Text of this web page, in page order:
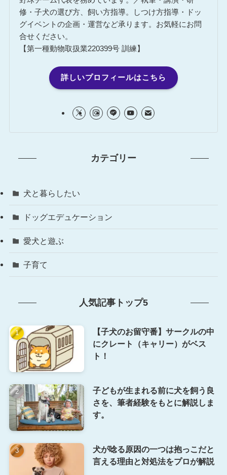
修・子犬の選び方、飼い方指導。しつけ方指導・ドッ
グイベントの企画・運営など承ります。お気軽にお問
合せください。
【第一種動物取扱業220399号 訓練】
詳しいプロフィールはこちら
カテゴリー
犬と暮らしたい
ドッグエデュケーション
愛犬と遊ぶ
子育て
人気記事トップ5
【子犬のお留守番】サークルの中
にクレート（キャリー）がベス
ト！
子どもが生まれる前に犬を飼う良
さを、筆者経験をもとに解説しま
す。
犬が唸る原因の一つは抱っこだと
言える理由と対処法をプロが解説